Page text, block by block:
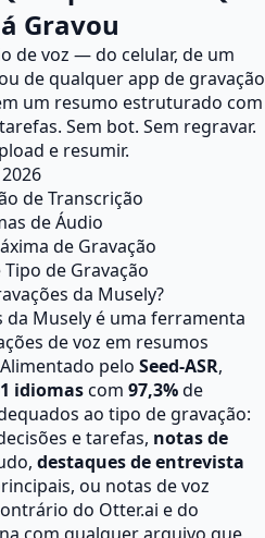
Gravou
de voz — do celular, de um
de qualquer app de gravação
um resumo estruturado com
Sem bot. Sem regravar.
e resumir.
de Transcrição
de Áudio
de Gravação
de Gravação
da Musely?
da Musely é uma ferramenta
de voz em resumos
pelo Seed-ASR,
idiomascom 97,3%de
ao tipo de gravação:
e tarefas, notas de
destaques de entrevista
ou notas de voz
do Otter.ai e do